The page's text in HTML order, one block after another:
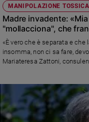
MANIPOLAZIONE TOSSICA
Madre invadente:
"mollacciona", che
«È vero che è separata e
insomma, non ci sa fare,
Mariateresa Zattoni,